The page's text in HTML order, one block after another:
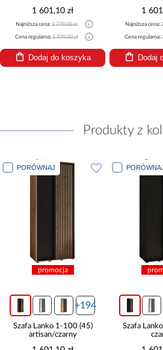
1 601,10 zł
Najniższa cena:1 779,00 zł
Cena regularna:1 779,00 zł
Dodaj do koszyka
1
Najniższa cena:
Cena regularna:
Dodaj
Produkty z
PORÓWNAJ
promocja
+194
Szafa Lanko 1-100 (45)
artisan/czarny
Szafa